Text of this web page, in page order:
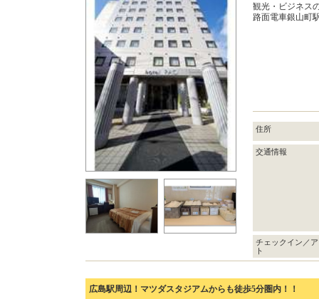
観光・ビジネス
路面電車銀山町
住所
交通情報
チェックイン／
ト
広島駅周辺！マツダスタジアムからも徒歩5分圏内！！